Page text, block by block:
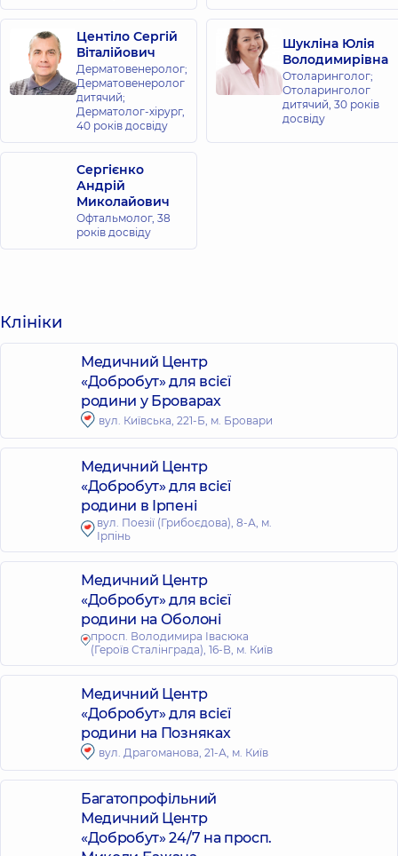
Центіло Сергій
Віталійович
Дерматовенеролог;
Дерматовенеролог
дитячий;
Дерматолог-хірург,
40 років досвіду
Шукліна Юлія
Володимирівна
Отоларинголог;
Отоларинголог
дитячий, 30 років
досвіду
Сергієнко
Андрій
Миколайович
Офтальмолог, 38
років досвіду
Клініки
Медичний Центр
«Добробут» для всієї
родини у Броварах
вул. Київська, 221-Б, м. Бровари
Медичний Центр
«Добробут» для всієї
родини в Ірпені
вул. Поезії (Грибоєдова), 8-А, м.
Ірпінь
Медичний Центр
«Добробут» для всієї
родини на Оболоні
просп. Володимира Івасюка
(Героїв Сталінграда), 16-В, м. Київ
Медичний Центр
«Добробут» для всієї
родини на Позняках
вул. Драгоманова, 21-А, м. Київ
Багатопрофільний
Медичний Центр
«Добробут» 24/7 на просп.